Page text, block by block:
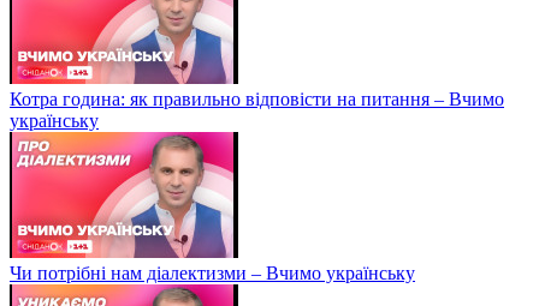
Котра година: як правильно відповісти на питання – Вчимо
українську
Чи потрібні нам діалектизми – Вчимо українську